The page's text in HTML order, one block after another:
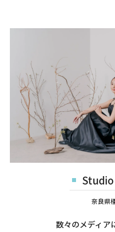
奈良県
数々のメディア